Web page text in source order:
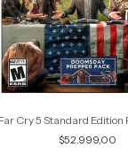
Far Cry 5 Standard Edition
$52.999,00